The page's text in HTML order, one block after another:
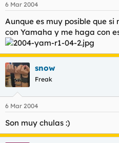
6 Mar 2004
Aunque es muy posible que
con Yamaha y me haga con
snow
Freak
6 Mar 2004
Son muy chulas :)